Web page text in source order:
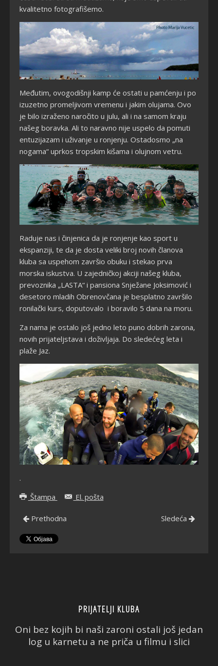
kvalitetno fotografišemo.
Međutim, ovogodišnji kamp će ostati u pamćenju i po
izuzetno promeljivom vremenu i jakim olujama. Ovo
je bilo izraženo naročito u julu, ali i na samom kraju
našeg boravka. Ali to naravno nije uspelo da pomuti
entuzijazam i uživanje u ronjenju. Ostadosmo „na
nogama“ uprkos tropskim kišama i olujnom vetru.
Raduje nas i činjenica da je ronjenje kao sport u
ekspanziji, te da je dosta veliki broj novih članova
kluba sa uspehom završio obuku i stekao prva
morska iskustva. U zajedničkoj akciji našeg kluba,
prevoznika „LASTA“ i pansiona Snježane Joksimović i
desetoro mladih Obrenovčana je besplatno završilo
ronilački kurs, doputovalo i boravilo 5 dana na moru.
Za nama je ostalo još jedno leto puno dobrih zarona,
novih prijateljstava i doživljaja. Do sledećeg leta i
plaže Jaz.
.
Štampa
El. pošta
Prethodna Sledeća
PRIJATELJI KLUBA
Oni bez kojih bi naši zaroni ostali još jedan
log u karnetu a ne priča u filmu i slici